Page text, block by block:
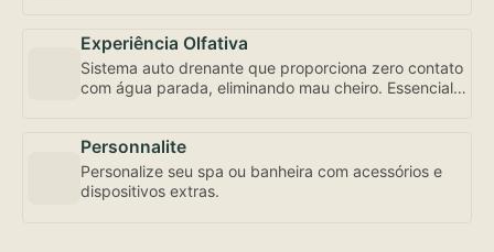
Experiência Olfativa
Sistema auto drenante que proporciona zero contato
com água parada, eliminando mau cheiro. Essencial
Personnalite
Personalize seu spa ou banheira com acessórios e
dispositivos extras.